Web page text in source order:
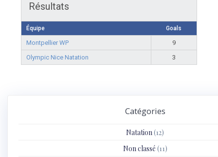
Résultats
Équipe Goals
Montpellier WP
9
Olympic Nice Natation
3
Catégories
Natation (12)
Non classé (11)